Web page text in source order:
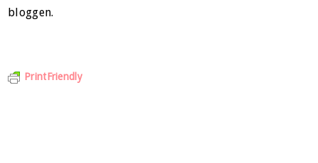
bloggen.
PrintFriendly